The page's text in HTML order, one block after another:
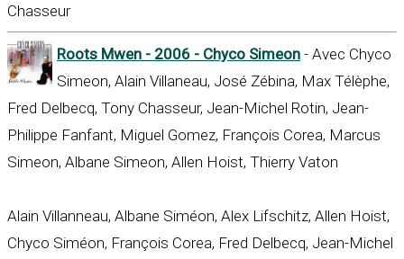
Chasseur
Roots Mwen - 2006 - Chyco Simeon - Avec Chyco
Simeon, Alain Villaneau, José Zébina, Max Télèphe,
Fred Delbecq, Tony Chasseur, Jean-Michel Rotin, Jean-
Philippe Fanfant, Miguel Gomez, François Corea, Marcus
Simeon, Albane Simeon, Allen Hoist, Thierry Vaton
Alain Villanneau, Albane Siméon, Alex Lifschitz, Allen Hoist,
Chyco Siméon, François Corea, Fred Delbecq, Jean-Michel